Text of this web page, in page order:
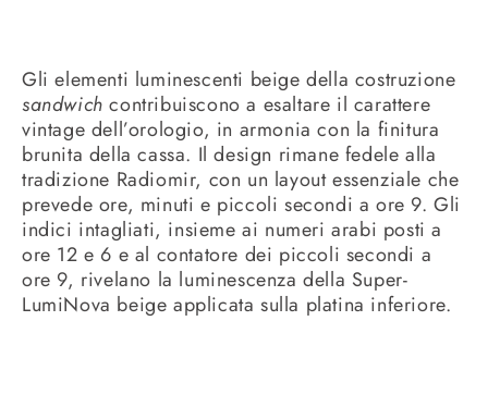
Gli elementi luminescenti beige della costruzione
sandwich contribuiscono a esaltare il carattere
vintage dell’orologio, in armonia con la finitura
brunita della cassa. Il design rimane fedele alla
tradizione Radiomir, con un layout essenziale che
prevede ore, minuti e piccoli secondi a ore 9. Gli
indici intagliati, insieme ai numeri arabi posti a
ore 12 e 6 e al contatore dei piccoli secondi a
ore 9, rivelano la luminescenza della Super-
LumiNova beige applicata sulla platina inferiore.